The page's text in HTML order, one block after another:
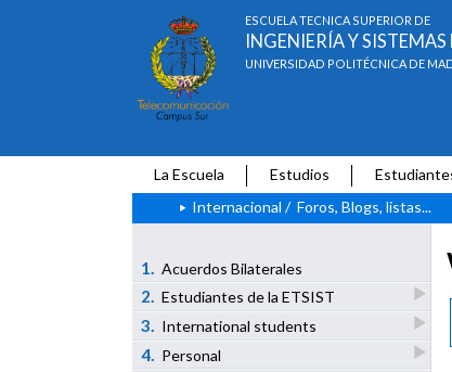
ESCUELA TÉCNICA SUPERIOR DE
INGENIERÍA Y
UNIVERSIDAD POLITÉCNICA DE
La Escuela Estudios
Internacional / Foros, Blogs, listas...
1. Acuerdos Bilaterales
2. Estudiantes de la ETSIST
3. International students
4. Personal